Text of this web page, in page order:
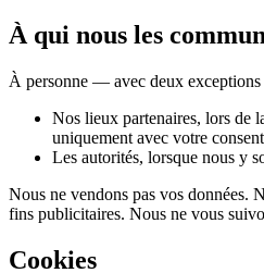
À qui nous les
À personne — avec deux exceptions
Nos lieux partenaires, lors de
uniquement avec votre
Les autorités, lorsque nous y
Nous ne vendons pas vos données.
fins publicitaires. Nous ne vous
Cookies